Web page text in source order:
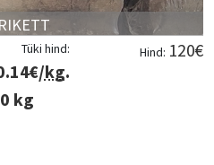
Hind: 120€
Tüki hind:
€/kg.
kg